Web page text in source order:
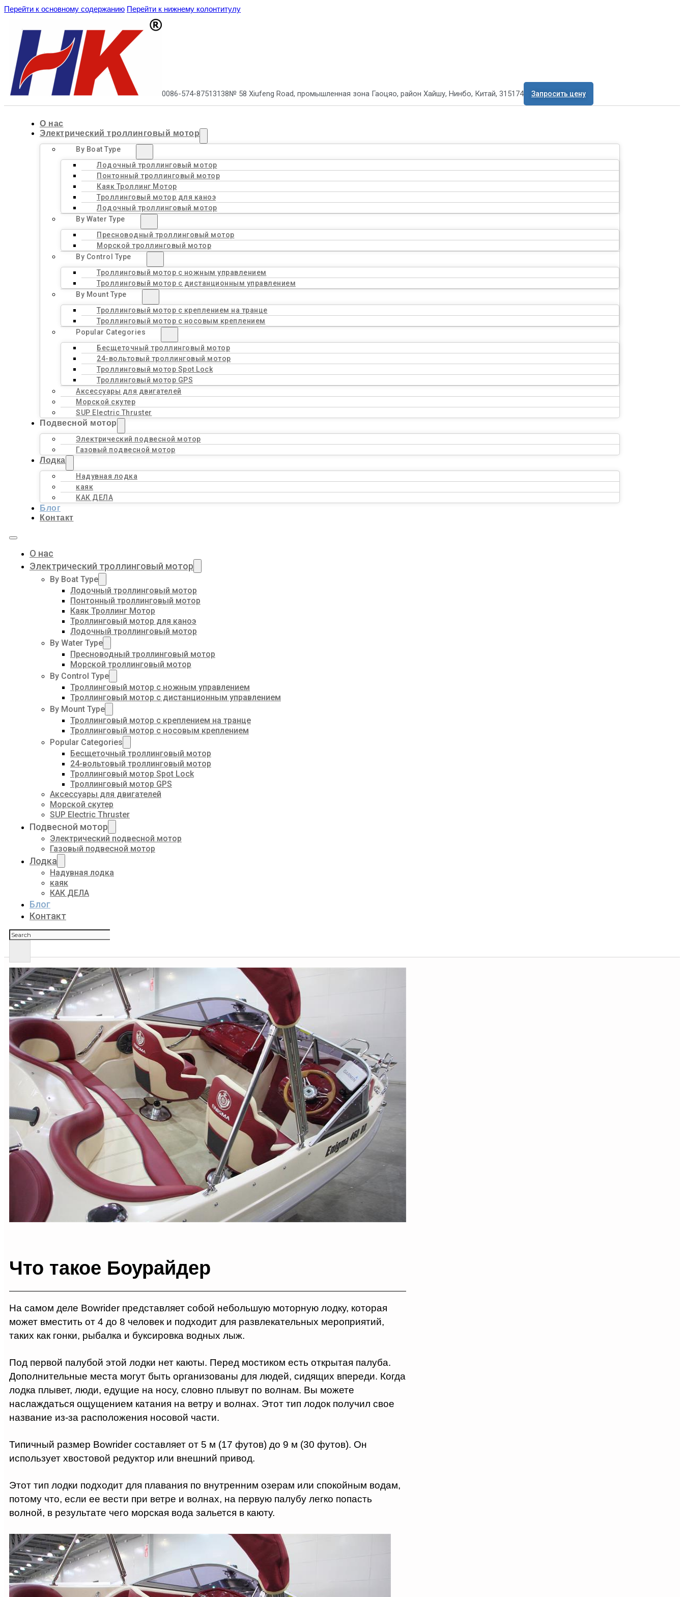
Перейти к основному содержанию Перейти к нижнему колонтитулу
0086-574-87513138№ 58 Xiufeng Road, промышленная зона Гаоцяо, район Хайшу, Нинбо, Китай, 315174 Запросить цену
О нас
Электрический троллинговый мотор
By Boat Type
Лодочный троллинговый мотор
Понтонный троллинговый мотор
Каяк Троллинг Мотор
Троллинговый мотор для каноэ
Лодочный троллинговый мотор
By Water Type
Пресноводный троллинговый мотор
Морской троллинговый мотор
By Control Type
Троллинговый мотор с ножным управлением
Троллинговый мотор с дистанционным управлением
By Mount Type
Троллинговый мотор с креплением на транце
Троллинговый мотор с носовым креплением
Popular Categories
Бесщеточный троллинговый мотор
24-вольтовый троллинговый мотор
Троллинговый мотор Spot Lock
Троллинговый мотор GPS
Аксессуары для двигателей
Морской скутер
SUP Electric Thruster
Подвесной мотор
Электрический подвесной мотор
Газовый подвесной мотор
Лодка
Надувная лодка
каяк
КАК ДЕЛА
Блог
Контакт
О нас
Электрический троллинговый мотор
By Boat Type
Лодочный троллинговый мотор
Понтонный троллинговый мотор
Каяк Троллинг Мотор
Троллинговый мотор для каноэ
Лодочный троллинговый мотор
By Water Type
Пресноводный троллинговый мотор
Морской троллинговый мотор
By Control Type
Троллинговый мотор с ножным управлением
Троллинговый мотор с дистанционным управлением
By Mount Type
Троллинговый мотор с креплением на транце
Троллинговый мотор с носовым креплением
Popular Categories
Бесщеточный троллинговый мотор
24-вольтовый троллинговый мотор
Троллинговый мотор Spot Lock
Троллинговый мотор GPS
Аксессуары для двигателей
Морской скутер
SUP Electric Thruster
Подвесной мотор
Электрический подвесной мотор
Газовый подвесной мотор
Лодка
Надувная лодка
каяк
КАК ДЕЛА
Блог
Контакт
Поиск
Что такое Боурайдер
На самом деле Bowrider представляет собой небольшую моторную лодку, которая
может вместить от 4 до 8 человек и подходит для развлекательных мероприятий,
таких как гонки, рыбалка и буксировка водных лыж.
Под первой палубой этой лодки нет каюты. Перед мостиком есть открытая палуба.
Дополнительные места могут быть организованы для людей, сидящих впереди. Когда
лодка плывет, люди, едущие на носу, словно плывут по волнам. Вы можете
наслаждаться ощущением катания на ветру и волнах. Этот тип лодок получил свое
название из-за расположения носовой части.
Типичный размер Bowrider составляет от 5 м (17 футов) до 9 м (30 футов). Он
использует хвостовой редуктор или внешний привод.
Этот тип лодки подходит для плавания по внутренним озерам или спокойным водам,
потому что, если ее вести при ветре и волнах, на первую палубу легко попасть
волной, в результате чего морская вода зальется в каюту.